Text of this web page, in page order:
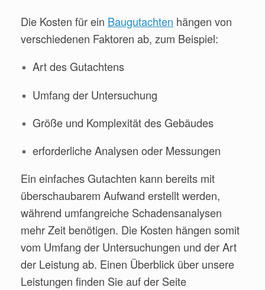
Die Kosten für ein Baugutachten hängen von
verschiedenen Faktoren ab, zum Beispiel:
Art des Gutachtens
Umfang der Untersuchung
Größe und Komplexität des Gebäudes
erforderliche Analysen oder Messungen
Ein einfaches Gutachten kann bereits mit
überschaubarem Aufwand erstellt werden,
während umfangreiche Schadensanalysen
mehr Zeit benötigen. Die Kosten hängen somit
vom Umfang der Untersuchungen und der Art
der Leistung ab. Einen Überblick über unsere
Leistungen finden Sie auf der Seite